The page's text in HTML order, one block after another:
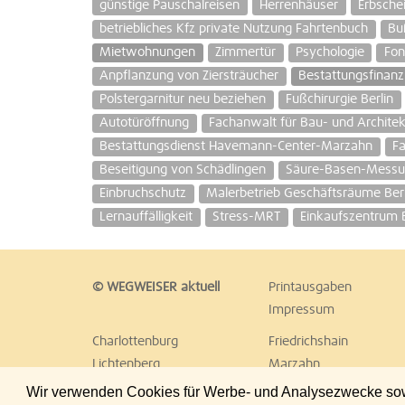
Wir verwenden Cookies für Werbe- und Analysezwecke
günstige Pauschalreisen
Herrenhäuser
betriebliches Kfz private Nutzung Fahrtenbuch
Mietwohnungen
Zimmertür Psychologie
Anpflanzung von Ziersträucher
Polstergarnitur neu beziehen
Fußchirurgie Berlin
Autotüröffnung
Fachanwalt für Bau- und
Bestattungsdienst Havemann-Center-Marzahn
Beseitigung von Schädlingen
Säure-Basen-
Einbruchschutz
Malerbetrieb Geschäftsräume
Lernauffälligkeit
Stress-MRT Einkaufszentrum
© WEGWEISER aktuell Printausgaben
Impressum
Charlottenburg Friedrichshain
Lichtenberg
Marzahn
Reinickendorf
Schöneberg